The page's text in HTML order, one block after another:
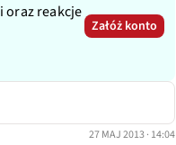
oraz reakcje
Załóż konto
27 MAJ 2013 · 14:04